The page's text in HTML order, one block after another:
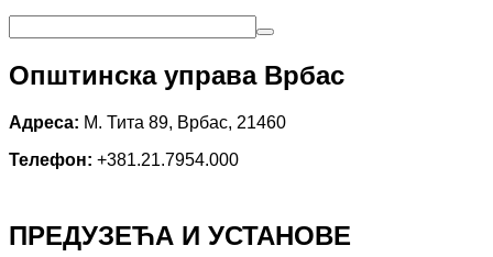
Општинска управа Врбас
Адреса: М. Тита 89, Врбас, 21460
Телефон: +381.21.7954.000
ПРЕДУЗЕЋА И УСТАНОВЕ